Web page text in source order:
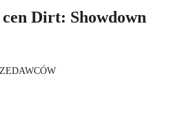
Dirt: Showdown